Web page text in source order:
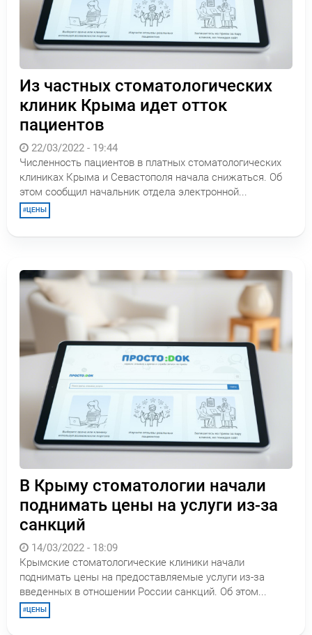
Из частных стоматологических
клиник Крыма идет отток
пациентов
22/03/2022 - 19:44
Численность пациентов в платных стоматологических
клиниках Крыма и Севастополя начала снижаться. Об
этом сообщил начальник отдела электронной...
ЦЕНЫ
В Крыму стоматологии начали
поднимать цены на услуги из-за
санкций
14/03/2022 - 18:09
Крымские стоматологические клиники начали
поднимать цены на предоставляемые услуги из-за
введенных в отношении России санкций. Об этом...
ЦЕНЫ